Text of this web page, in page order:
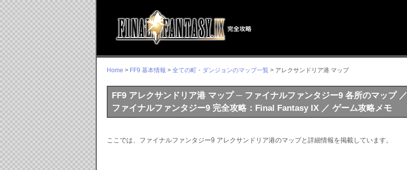
Home > FF9 基本情報 > 全ての町・ダンジョンのマップ一覧 > アレクサンドリア港 マップ
FF9 アレクサンドリア港 マップ ─ ファイナルファンタジー9 各所のマップ ／
ファイナルファンタジー9 完全攻略：Final Fantasy IX ／ ゲーム攻略メモ
ここでは、ファイナルファンタジー9 アレクサンドリア港のマップと詳細情報を掲載しています。